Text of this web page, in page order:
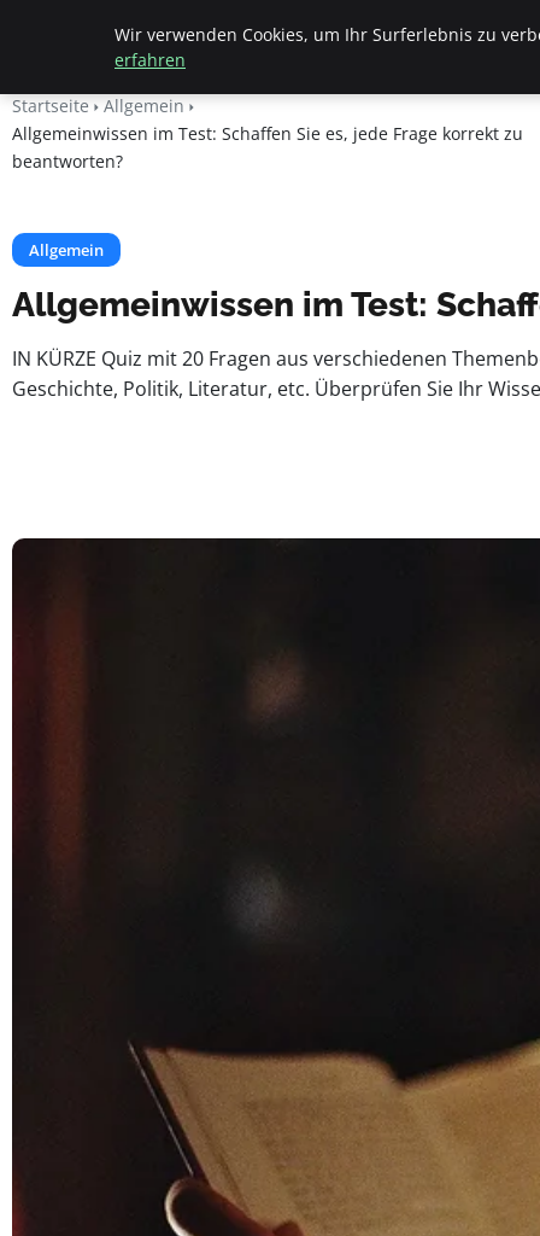
Beyond Surface
Startseite
Allgemein
Allgemeinwissen im Test: Schaffen Sie es, jede Frage korrekt zu
beantworten?
Allgemein
Allgemeinwissen im Test:
IN KÜRZE Quiz mit 20 Fragen aus verschiedenen
Geschichte, Politik, Literatur, etc. Überprüfen Sie Ihr
Wir verwenden Cookies, um Ihr Surferlebnis zu
erfahren